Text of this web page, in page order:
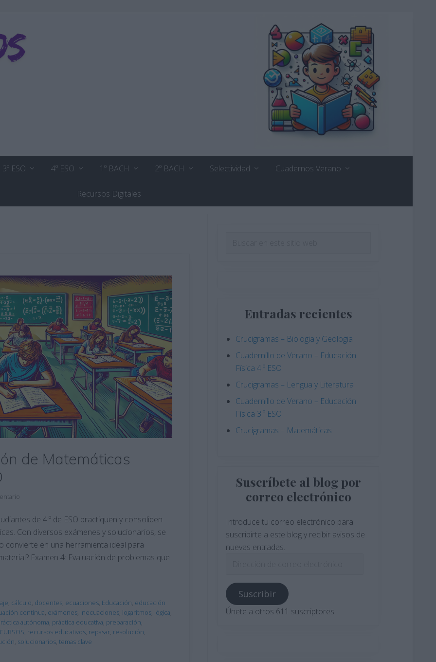
3º ESO 4º ESO 1º BACH 2º BACH Selectividad Cuadernos Verano
Recursos Digitales
de Matemáticas
de 4.º de ESO practiquen y consoliden
Con diversos exámenes y solucionarios, se
convierte en una herramienta ideal para
Examen 4: Evaluación de problemas que
, cálculo, docentes, ecuaciones, Educación, educación
continua, exámenes, inecuaciones, logaritmos, lógica,
autónoma, práctica educativa, preparación,
, recursos educativos, repasar, resolución,
, solucionarios, temas clave
Entradas recientes
Crucigramas – Biologia y Geologia
Cuadernillo de Verano – Educación
Física 4.º ESO
Crucigramas – Lengua y Literatura
Cuadernillo de Verano – Educación
Física 3.º ESO
Crucigramas – Matemáticas
Suscríbete al blog por
correo electrónico
Introduce tu correo electrónico para
suscribirte a este blog y recibir avisos de
nuevas entradas.
correo
electrónico
Suscribir
Únete a otros 611 suscriptores